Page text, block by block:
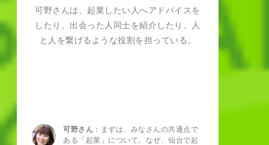
可野さんは、起業したい人へアドバイスを
したり、出会った人同士を紹介したり、人
と人を繋げるような役割を担っている。
可野さん ：まずは、みなさんの共通点で
ある「起業」について。なぜ、仙台で起